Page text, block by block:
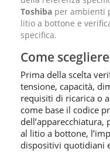
Toshiba per ambienti
litio a bottone e
specifica.
Come
Prima della scelta
tensione, capacità,
requisiti di ricarica o
come base il codice
al litio a bottone,
dispositivi quotidiani